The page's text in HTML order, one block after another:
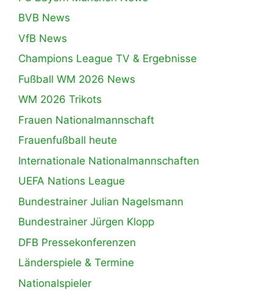
BVB News
VfB News
Champions League TV & Ergebnisse
Fußball WM 2026 News
WM 2026 Trikots
Frauen Nationalmannschaft
Frauenfußball heute
Internationale Nationalmannschaften
UEFA Nations League
Bundestrainer Julian Nagelsmann
Bundestrainer Jürgen Klopp
DFB Pressekonferenzen
Länderspiele & Termine
Nationalspieler